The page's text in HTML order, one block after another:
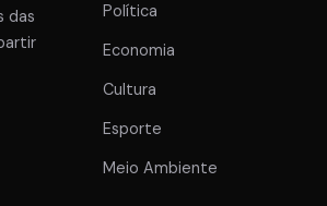
das
Política
Economia
Cultura
Esporte
Meio Ambiente